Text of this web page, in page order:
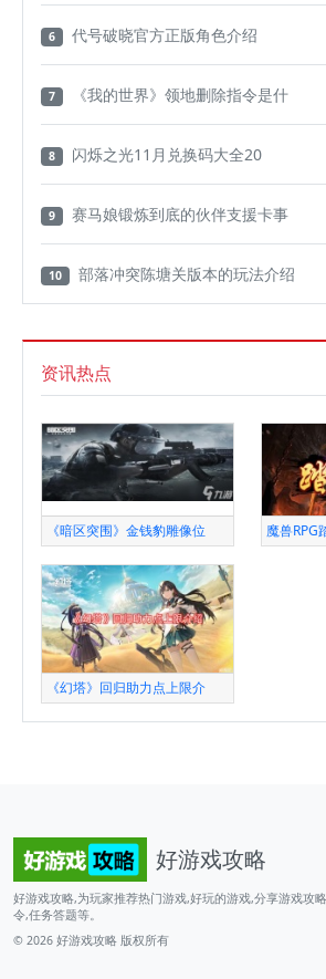
6 代号破晓官方正版角色介绍
7 《我的世界》领地删除指令是什
8 闪烁之光11月兑换码大全20
9 赛马娘锻炼到底的伙伴支援卡事
10 部落冲突陈塘关版本的玩法介绍
资讯热点
《暗区突围》金钱豹雕像位 魔兽RPG
《幻塔》回归助力点上限介
好游戏攻略
好游戏攻略,为玩家推荐热门游戏,好玩的游戏,分享游戏攻
令,任务答题等。
© 2026 好游戏攻略 版权所有